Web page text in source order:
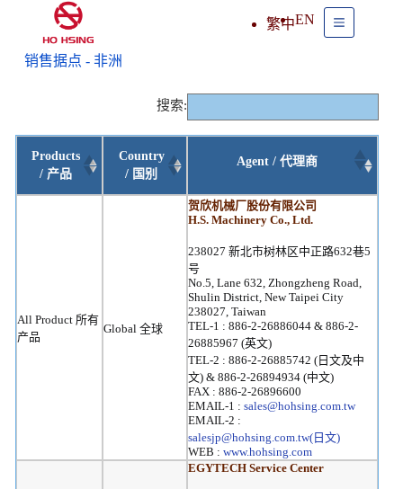
繁中EN
销售据点 - 非洲
搜索:
Products
/ 产品
Country
/ 国别
Agent / 代理商
All Product 所有
产品
Global 全球
贺欣机械厂股份有限公司
H.S. Machinery Co., Ltd.
238027 新北市树林区中正路632巷5
号
No.5, Lane 632, Zhongzheng Road,
Shulin District, New Taipei City
238027, Taiwan
TEL-1 : 886-2-26886044 & 886-2-
26885967 (英文)
TEL-2 : 886-2-26885742 (日文及中
文) & 886-2-26894934 (中文)
FAX : 886-2-26896600
EMAIL-1 : sales@hohsing.com.tw
EMAIL-2 :
salesjp@hohsing.com.tw(日文)
WEB : www.hohsing.com
EGYTECH Service Center